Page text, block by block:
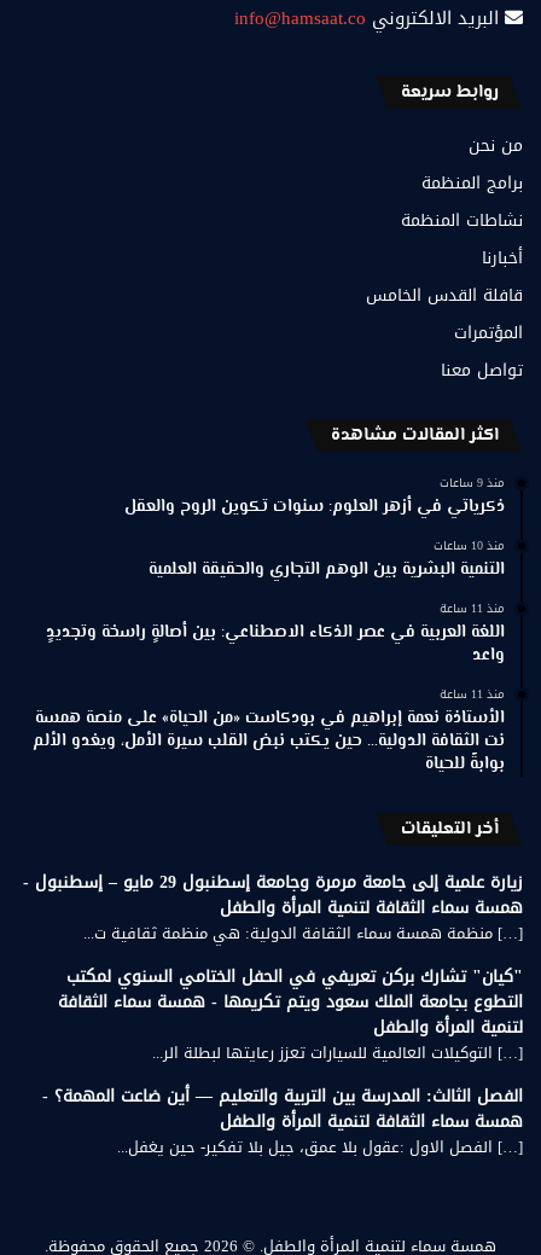
البريد الالكتروني info@hamsaat.co
روابط سريعة
من نحن
برامج المنظمة
نشاطات المنظمة
أخبارنا
قافلة القدس الخامس
المؤتمرات
تواصل معنا
اكثر المقالات مشاهدة
منذ 9 ساعات
ذكرياتي في أزهر العلوم: سنوات تكوين الروح والعقل
منذ 10 ساعات
التنمية البشرية بين الوهم التجاري والحقيقة العلمية
منذ 11 ساعة
اللغة العربية في عصر الذكاء الاصطناعي: بين أصالةٍ راسخة وتجديدٍ
واعد
منذ 11 ساعة
الأستاذة نعمة إبراهيم في بودكاست «من الحياة» على منصة همسة
نت الثقافة الدولية… حين يكتب نبض القلب سيرة الأمل، ويغدو الألم
بوابةً للحياة
أخر التعليقات
زيارة علمية إلى جامعة مرمرة وجامعة إسطنبول 29 مايو – إسطنبول -
همسة سماء الثقافة لتنمية المرأة والطفل
[…] منظمة همسة سماء الثقافة الدولية: هي منظمة ثقافية ت...
"كيان" تشارك بركن تعريفي في الحفل الختامي السنوي لمكتب
التطوع بجامعة الملك سعود ويتم تكريمها - همسة سماء الثقافة
لتنمية المرأة والطفل
[…] التوكيلات العالمية للسيارات تعزز رعايتها لبطلة الر...
الفصل الثالث: المدرسة بين التربية والتعليم — أين ضاعت المهمة؟ -
همسة سماء الثقافة لتنمية المرأة والطفل
[…] الفصل الاول :عقول بلا عمق، جيل بلا تفكير- حين يغفل...
همسة سماء لتنمية المرأة والطفل. © 2026 جميع الحقوق محفوظة.